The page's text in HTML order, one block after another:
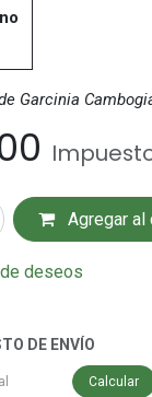
Garcinia
Agregar al
deseos
DE ENVÍO
Calcular